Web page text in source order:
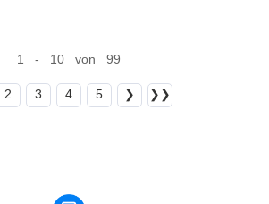
1 - 10 von 99
2 3 4 5 ❯ ❯❯